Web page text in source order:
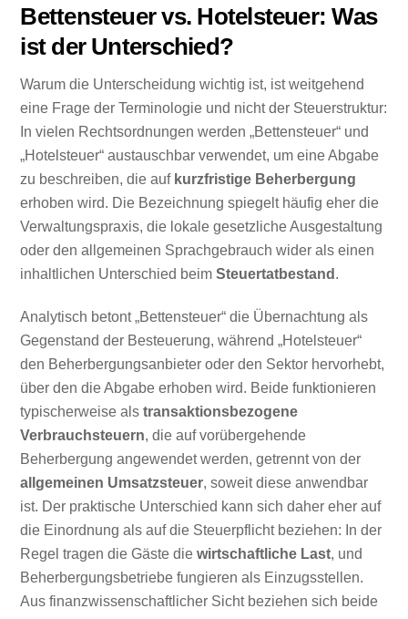
Bettensteuer vs. Hotelsteuer: Was
ist der Unterschied?
Warum die Unterscheidung wichtig ist, ist weitgehend
eine Frage der Terminologie und nicht der Steuerstruktur:
In vielen Rechtsordnungen werden „Bettensteuer“ und
„Hotelsteuer“ austauschbar verwendet, um eine Abgabe
zu beschreiben, die auf kurzfristige Beherbergung
erhoben wird. Die Bezeichnung spiegelt häufig eher die
Verwaltungspraxis, die lokale gesetzliche Ausgestaltung
oder den allgemeinen Sprachgebrauch wider als einen
inhaltlichen Unterschied beimSteuertatbestand .
Analytisch betont „Bettensteuer“ die Übernachtung als
Gegenstand der Besteuerung, während „Hotelsteuer“
den Beherbergungsanbieter oder den Sektor hervorhebt,
über den die Abgabe erhoben wird. Beide funktionieren
typischerweise alstransaktionsbezogene
Verbrauchsteuern, die auf vorübergehende
Beherbergung angewendet werden, getrennt von der
allgemeinen Umsatzsteuer, soweit diese anwendbar
ist. Der praktische Unterschied kann sich daher eher auf
die Einordnung als auf die Steuerpflicht beziehen: In der
Regel tragen die Gäste diewirtschaftliche Last, und
Beherbergungsbetriebe fungieren als Einzugsstellen.
Aus finanzwissenschaftlicher Sicht beziehen sich beide